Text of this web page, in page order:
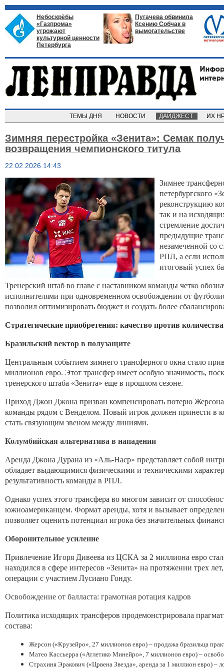
Небоскрёбы
«Газпрома»
угрожают
культурной ценности
Петербурга
Пугачева обвинила
Ксению Собчак в
вымогательстве
ТЕМЫ ДНЯ НОВОСТИ ДАЙДЖЕСТ ИХ
Зимняя перестройка «Зенита»: Семак
возвращения чемпионского титула
22.02.2026 14:43
Зимнее
петербургского
реконструкцию
так и на
стремление
предыдущие
незамеченной со
РПЛ, а если
итоговый успех
Тренерский штаб во главе с наставником команды четко
исполнителями при одновременном освобождении от
позволил оптимизировать бюджет и создать более
Стратегические приобретения: качество против количества
Бразильский вектор в полузащите
Центральным событием зимнего трансферного окна стало
миллионов евро. Этот трансфер имеет особую значимость,
тренерского штаба «Зенита» еще в прошлом сезоне.
Приход Джон Джона призван компенсировать потерю
команды рядом с Венделом. Новый игрок должен принести в
стать связующим звеном между линиями.
Колумбийская альтернатива в нападении
Аренда Джона Дурана из «Аль-Наср» представляет собой
обладает выдающимися физическими и техническими
результативность команды в РПЛ.
Однако успех этого трансфера во многом зависит от
южноамериканцем. Формат аренды, хотя и вызывает
позволяет оценить потенциал игрока без значительных
Оборонительное усиление
Привлечение Игоря Дивеева из ЦСКА за 2 миллиона евро
находился в сфере интересов «Зенита» на протяжении трех
операции с участием Лусиано Гонду.
Освобождение от балласта: грамотная ротация кадров
Политика исходящих трансферов продемонстрировала
состава:
Жерсон («Крузейро», 27 миллионов евро) – продажа бразильца
Матео Кассьерра («Атлетико Минейро», 7 миллионов евро) –
Страхиня Эракович («Црвена Звезда», аренда за 1 миллион евро) –